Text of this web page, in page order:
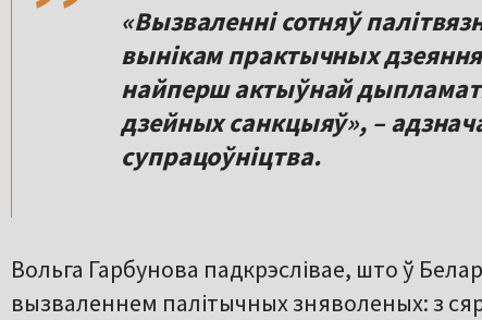
«Вызваленні сотняў
вынікам практычных
найперш актыўнай
дзейных санкцыяў», –
супрацоўніцтва.
Вольга Гарбунова падкрэслівае, што ў
вызваленнем палітычных зняволеных: з